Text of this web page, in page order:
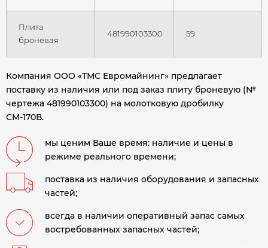
Плита
броневая
481990103300 59
Компания ООО «ТМС Евромайнинг» предлагает
поставку из наличия или под заказ плиту броневую (№
чертежа 481990103300) на молотковую дробилку
СМ-170В.
мы ценим Ваше время: наличие и цены в
режиме реального времени;
поставка из наличия оборудования и запасных
частей;
всегда в наличии оперативный запас самых
востребованных запасных частей;